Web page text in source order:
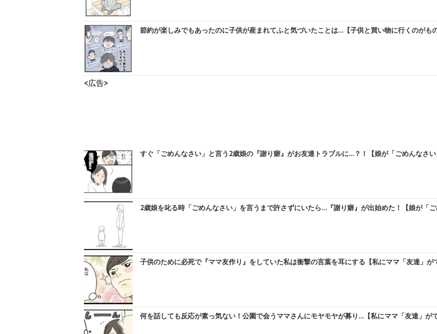
節約が楽しみでもあったのに子供が産まれてふと気づいたことは…【子供と買い物に行くのがも
<広告>
すぐ「ごめんなさい」と言う2歳娘の『謝り癖』がお友達トラブルに…？！【娘が「ごめんなさ
2歳娘を叱る時「ごめんなさい」を言うまで許さずにいたら…『謝り癖』が出始めた！【娘が「
子供のために必死で『ママ友作り』をしていた私は衝撃の言葉を耳にする【私にママ「友達」
何を話しても反応が素っ気ない！公園で会うママさんにモヤモヤが募り…【私にママ「友達」